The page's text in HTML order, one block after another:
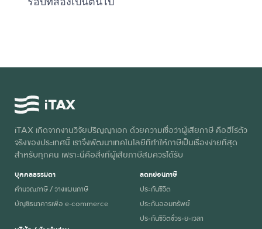
iTAX เกิดจากงานวิจัยปริญญาเอก ด้วยความเชื่อว่าผู้เสียภาษี คือฮีโร่ตัว
จริงของประเทศนี้ เราจึงพัฒนาเทคโนโลยีที่ทำให้ภาษีเป็นเรื่องง่ายที่สุด
สำหรับทุกคน เพราะนี่คือสิ่งที่ผู้เสียภาษีสมควรได้รับ
บุคคลธรรมดา
คำนวณภาษี / วางแผนภาษี
บัญชีธนาคารเพื่อ e-commerce
ลดหย่อนภาษี
ประกันชีวิต
ประกันออมทรัพย์
ประกันชีวิตชั่วระยะเวลา